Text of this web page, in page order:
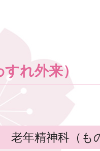
れ外来）
老年精神科（も